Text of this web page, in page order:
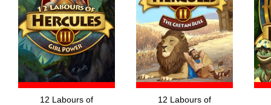
12 Labours of
12 Labours of